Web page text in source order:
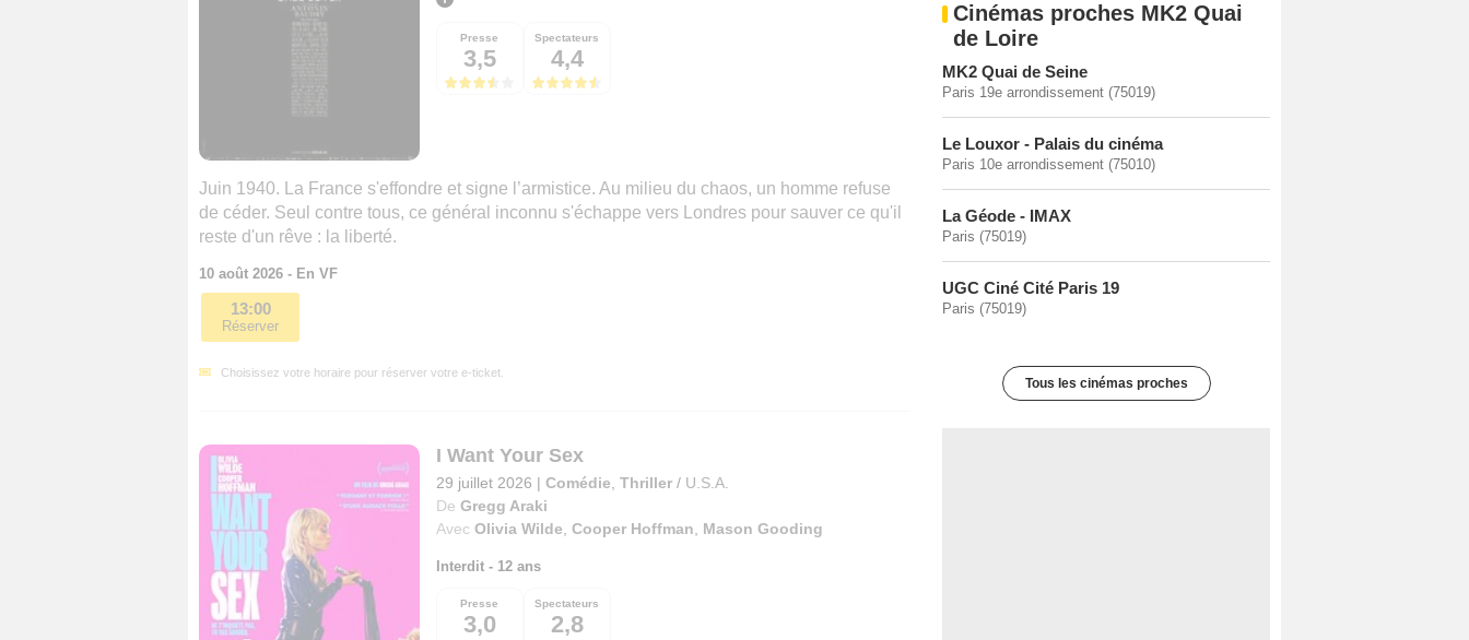
Presse
3,5
Spectateurs
4,4
Juin 1940. La France s'effondre et signe l’armistice. Au milieu du chaos, un homme refuse
de céder. Seul contre tous, ce général inconnu s'échappe vers Londres pour sauver ce qu'il
reste d'un rêve : la liberté.
10 août 2026 - En VF
13:00
Réserver
Choisissez votre horaire pour réserver votre e-ticket.
I Want Your Sex
29 juillet 2026 | Comédie, Thriller / U.S.A.
De Gregg Araki
Avec Olivia Wilde, Cooper Hoffman, Mason Gooding
Interdit - 12 ans
Presse
3,0
Spectateurs
2,8
Cinémas proches MK2 Quai
de Loire
MK2 Quai de Seine
Paris 19e arrondissement (75019)
Le Louxor - Palais du cinéma
Paris 10e arrondissement (75010)
La Géode - IMAX
Paris (75019)
UGC Ciné Cité Paris 19
Paris (75019)
Tous les cinémas proches